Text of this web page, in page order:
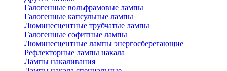
Галогенные вольфрамовые лампы
Галогенные капсульные лампы
Люминесцентные трубчатые лампы
Галогенные софитные лампы
Люминесцентные лампы энергосберегающие
Рефлекторные лампы накала
Лампы накаливания